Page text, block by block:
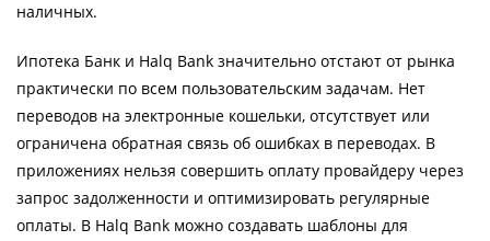
наличных.
Ипотека Банк и Halq Bank значительно отстают от рынка
практически по всем пользовательским задачам. Нет
переводов на электронные кошельки, отсутствует или
ограничена обратная связь об ошибках в переводах. В
приложениях нельзя совершить оплату провайдеру через
запрос задолженности и оптимизировать регулярные
оплаты. В Halq Bank можно создавать шаблоны для